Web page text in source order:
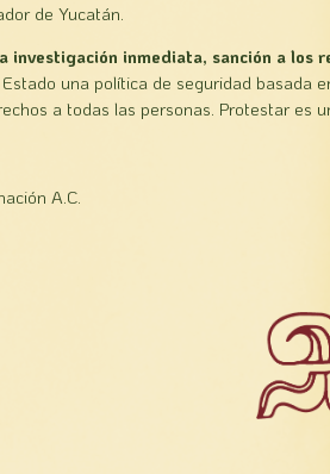
de Yucatán.
investigación inmediata, sanción a los
una política de seguridad basada
a todas las personas. Protestar es
A.C.